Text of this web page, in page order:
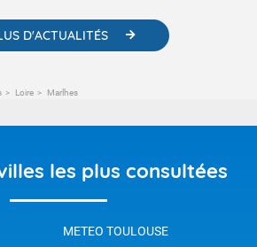
D'ACTUALITÉS
Loire Marlhes
les plus consultées
METEO TOULOUSE